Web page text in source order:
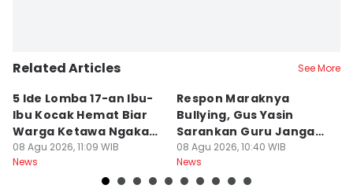
Related Articles See More
5 Ide Lomba 17-an Ibu-
Ibu Kocak Hemat Biar
Warga Ketawa Ngakak
Pas Hari Kemerdekaan
08 Agu 2026, 11:09 WIB
News
Respon Maraknya
Bullying, Gus Yasin
Sarankan Guru Jangan
Bebani Siswa
08 Agu 2026, 10:40 WIB
News